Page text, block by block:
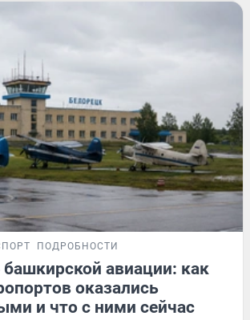
ПОДРОБНОСТИ
башкирской авиации: как
оказались
и что с ними сейчас